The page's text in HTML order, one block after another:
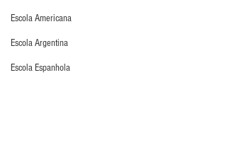
Escola Americana
Escola Argentina
Escola Espanhola